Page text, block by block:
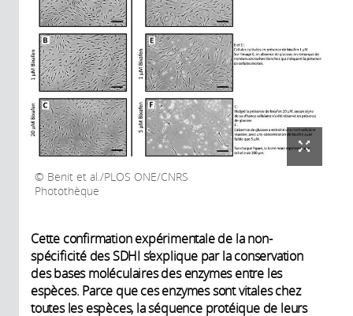
Benit et al./PLOS ONE/CNRS
Photothèque
Cette confirmation expérimentale de la non-
spécificité des SDHI s’explique par la conservation
des bases moléculaires des enzymes entre les
espèces. Parce que ces enzymes sont vitales chez
toutes les espèces, la séquence protéique de leurs